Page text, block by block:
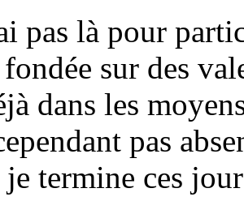
pas là pour
sur des
dans les
pas
termine ces